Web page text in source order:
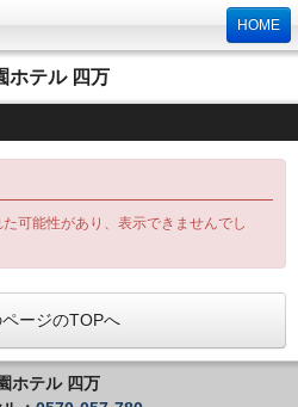
HOME
ホテル 四万
可能性があり、表示できませんでし
ページのTOPへ
ホテル 四万